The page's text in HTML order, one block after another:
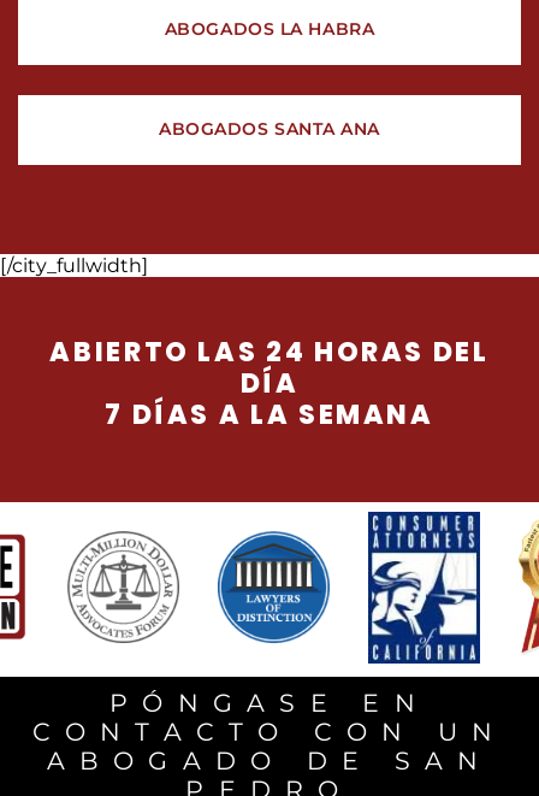
ABOGADOS LA HABRA
ABOGADOS SANTA ANA
[/city_fullwidth]
ABIERTO LAS 24 HORAS DEL
DÍA
7 DÍAS A LA SEMANA
PÓNGASE EN
CONTACTO CON UN
ABOGADO DE SAN
PEDRO